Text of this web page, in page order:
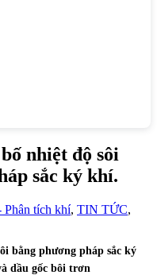
nhiệt độ sôi
sắc ký khí.
Phân tích khí, TIN TỨC,
bằng phương pháp sắc ký
dầu gốc bôi trơn